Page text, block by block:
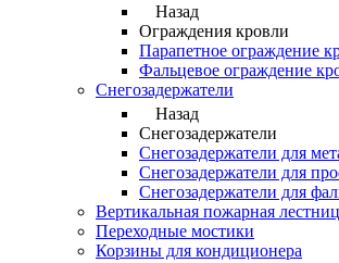
Назад
Ограждения кровли
Парапетное ограждение
Фальцевое ограждение
Снегозадержатели
Назад
Снегозадержатели
Снегозадержатели для
Снегозадержатели для
Снегозадержатели для
Вертикальная пожарная
Переходные мостики
Корзины для кондиционера